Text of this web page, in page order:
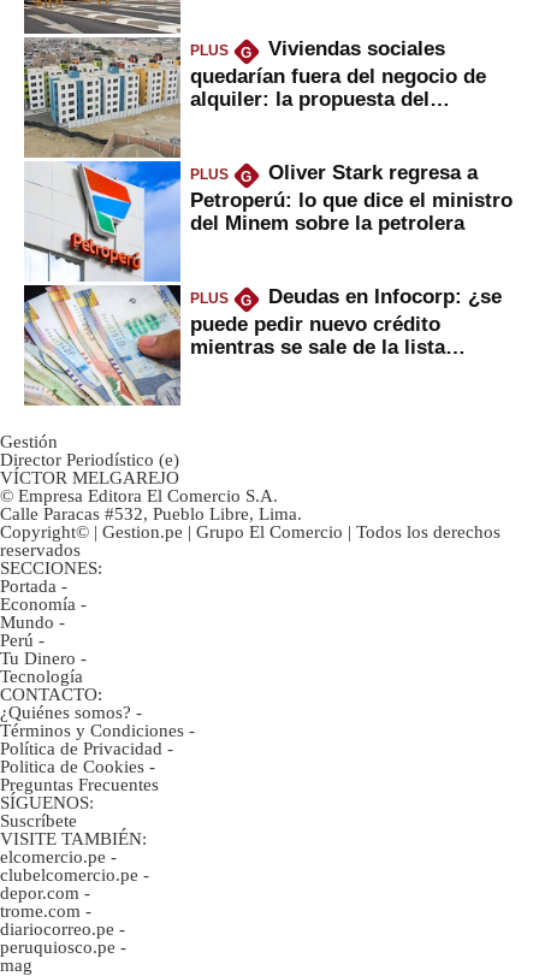
PLUS G
Viviendas sociales
quedarían fuera del negocio de
alquiler: la propuesta del
PLUS G
Oliver Stark regresa a
Petroperú: lo que dice el ministro
del Minem sobre la petrolera
PLUS G
Deudas en Infocorp: ¿se
puede pedir nuevo crédito
mientras se sale de la lista
Gestión
Director Periodístico (e)
VÍCTOR MELGAREJO
© Empresa Editora El Comercio S.A.
Calle Paracas #532, Pueblo Libre, Lima.
Copyright© | Gestion.pe | Grupo El Comercio | Todos los derechos
reservados
SECCIONES:
Portada -
Economía -
Mundo -
Perú -
Tu Dinero -
Tecnología
CONTACTO:
¿Quiénes somos? -
Términos y Condiciones -
Política de Privacidad -
Politica de Cookies -
Preguntas Frecuentes
SÍGUENOS:
Suscríbete
VISITE TAMBIÉN:
elcomercio.pe -
clubelcomercio.pe -
depor.com -
trome.com -
diariocorreo.pe -
peruquiosco.pe -
mag